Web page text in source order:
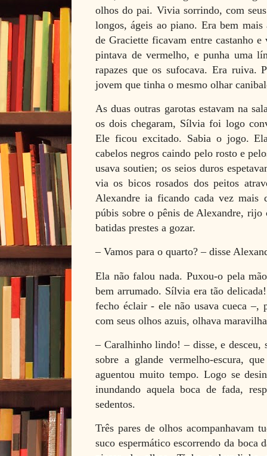
olhos do pai. Vivia sorrindo, com
longos, ágeis ao piano. Era bem
de Graciette ficavam entre castanho e
pintava de vermelho, e punha uma
rapazes que os sufocava. Era ruiva.
jovem que tinha o mesmo olhar
As duas outras garotas estavam na
os dois chegaram, Sílvia foi logo
Ele ficou excitado. Sabia o jogo.
cabelos negros caindo pelo rosto e
usava soutien; os seios duros
via os bicos rosados dos peitos
Alexandre ia ficando cada vez mais
púbis sobre o pênis de Alexandre, rijo
batidas prestes a gozar.
– Vamos para o quarto? – disse
Ela não falou nada. Puxou-o pela
bem arrumado. Sílvia era tão
fecho éclair - ele não usava cueca –,
com seus olhos azuis, olhava
– Caralhinho lindo! – disse, e desceu,
sobre a glande vermelho-escura,
aguentou muito tempo. Logo se
inundando aquela boca de fada,
sedentos.
Três pares de olhos acompanhavam
suco espermático escorrendo da boca